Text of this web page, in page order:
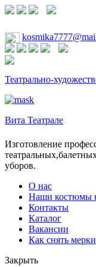
Театрально-
Вита Театрале
Изготовление
уборов.
О нас
Наши костюмы
Контакты
Каталог
Вакансии
Как снять мерки
Закрыть